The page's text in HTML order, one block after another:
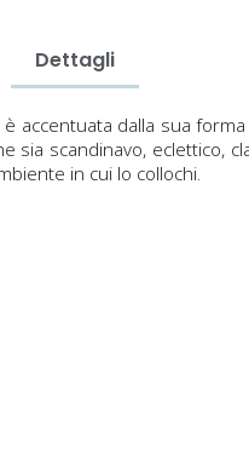
Dettagli
accentuata dalla sua
scandinavo, eclettico,
in cui lo collochi.